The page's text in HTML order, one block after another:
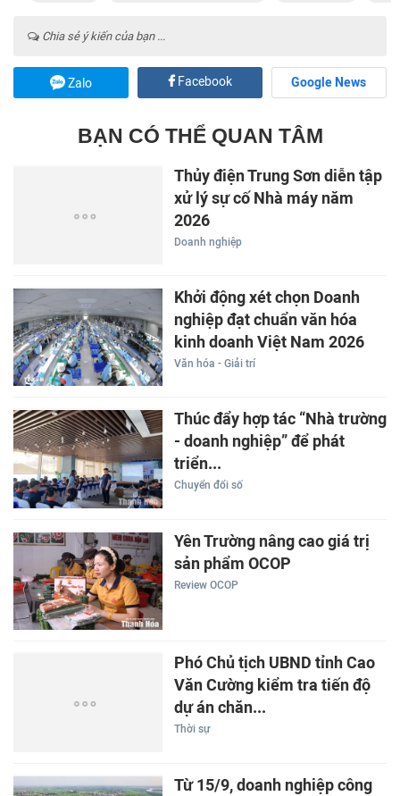
Chia sẻ ý kiến của bạn ...
Zalo Facebook Google News
BẠN CÓ THỂ QUAN TÂM
Thủy điện Trung Sơn diễn tập
xử lý sự cố Nhà máy năm
2026
Doanh nghiệp
Khởi động xét chọn Doanh
nghiệp đạt chuẩn văn hóa
kinh doanh Việt Nam 2026
Văn hóa - Giải trí
Thúc đẩy hợp tác “Nhà trường
- doanh nghiệp” để phát
triển...
Chuyển đổi số
Yên Trường nâng cao giá trị
sản phẩm OCOP
Review OCOP
Phó Chủ tịch UBND tỉnh Cao
Văn Cường kiểm tra tiến độ
dự án chăn...
Thời sự
Từ 15/9, doanh nghiệp công